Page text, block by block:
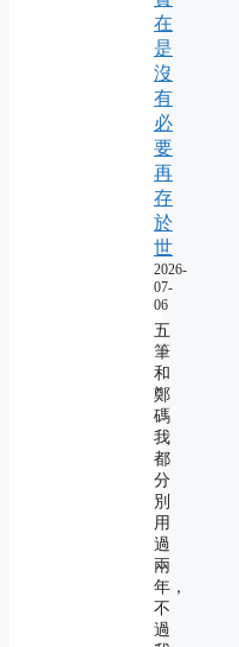
在
是
沒
有
必
要
再
存
於
世
2026-
07-
06
五
筆
和
鄭
碼
我
都
分
別
用
過
兩
年，
不
過